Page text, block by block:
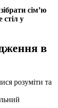
сім’ю
стіл у
в
розуміти та